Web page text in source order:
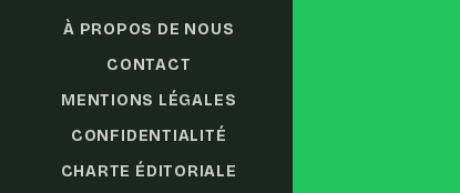
À PROPOS DE NOUS
CONTACT
MENTIONS LÉGALES
CONFIDENTIALITÉ
CHARTE ÉDITORIALE